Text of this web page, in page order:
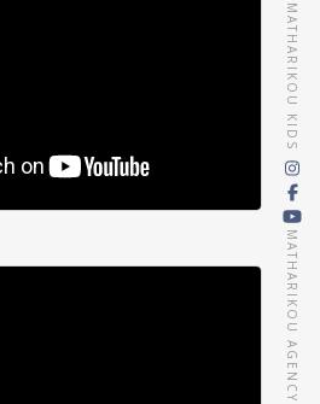
MATHARIKOU KIDS
MATHARIKOU AGENCY